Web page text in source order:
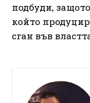
подбуди,
който
сган във